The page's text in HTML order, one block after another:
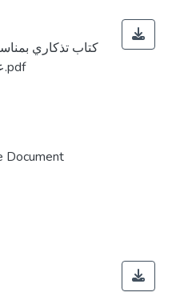
على تأسيس معهد.pdf
Document